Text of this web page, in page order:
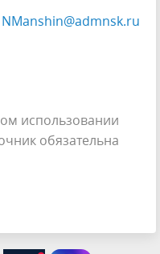
NManshin@admnsk.ru
использовании
обязательна